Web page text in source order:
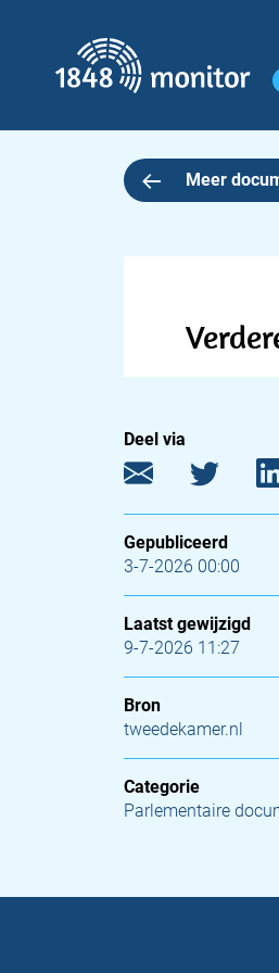
Hoofdmenu
Meer
Deel via
Gepubliceerd
3-7-2026 00:00
Laatst gewijzigd
9-7-2026 11:27
Bron
tweedekamer.nl
Categorie
Parlementaire